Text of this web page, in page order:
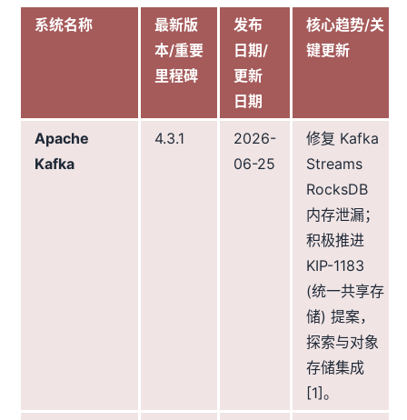
系统名称
最新版
本/重要
里程碑
发布
日期/
更新
日期
核心趋势/关
键更新
Apache
Kafka
4.3.1
2026-
06-25
修复 Kafka
Streams
RocksDB
内存泄漏；
积极推进
KIP-1183
(统一共享存
储) 提案，
探索与对象
存储集成
[1]。